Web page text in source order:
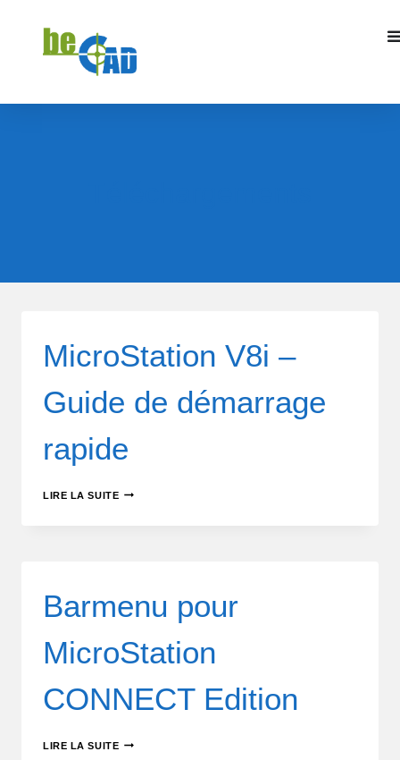
MicroStation V8i –
Guide de démarrage
rapide
LIRE LA SUITE
Barmenu pour
MicroStation
CONNECT Edition
LIRE LA SUITE